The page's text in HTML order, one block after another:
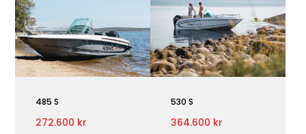
485 S
272.600 kr
530 S
364.600 kr